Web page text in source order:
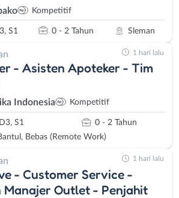
Kompetitif
S1 0 - 2 Tahun Sleman
- Asisten Apoteker - Tim
Indonesia Kompetitif
S1
0 - 2 Tahun
Bebas (Remote Work)
1 hari lalu
- Customer Service -
Manajer Outlet - Penjahit
1 hari lalu